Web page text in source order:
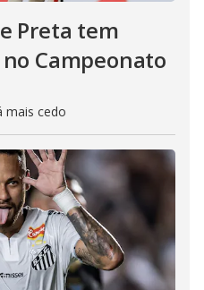
Preta tem
Campeonato
mais cedo